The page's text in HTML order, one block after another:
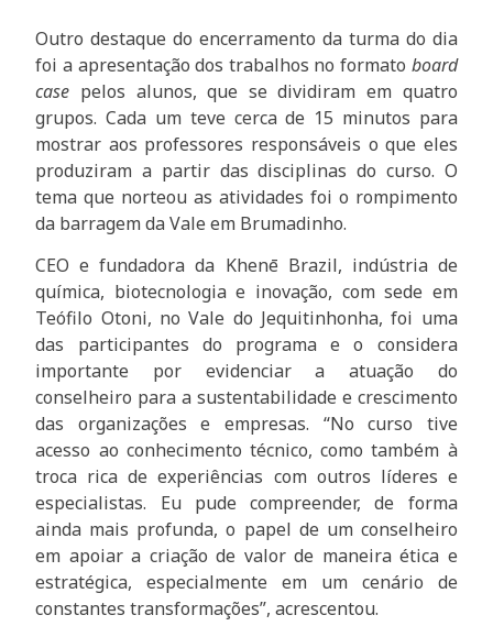
Outro destaque do encerramento da turma do dia
foi a apresentação dos trabalhos no formato board
case pelos alunos, que se dividiram em quatro
grupos. Cada um teve cerca de 15 minutos para
mostrar aos professores responsáveis o que eles
produziram a partir das disciplinas do curso. O
tema que norteou as atividades foi o rompimento
da barragem da Vale em Brumadinho.
CEO e fundadora da Khenē Brazil, indústria de
química, biotecnologia e inovação, com sede em
Teófilo Otoni, no Vale do Jequitinhonha, foi uma
das participantes do programa e o considera
importante por evidenciar a atuação do
conselheiro para a sustentabilidade e crescimento
das organizações e empresas. “No curso tive
acesso ao conhecimento técnico, como também à
troca rica de experiências com outros líderes e
especialistas. Eu pude compreender, de forma
ainda mais profunda, o papel de um conselheiro
em apoiar a criação de valor de maneira ética e
estratégica, especialmente em um cenário de
constantes transformações”, acrescentou.